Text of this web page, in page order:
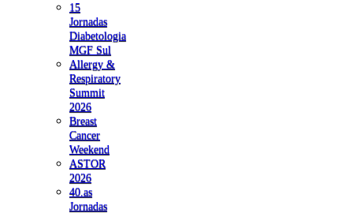
15
Jornadas
Diabetologia
MGF Sul
Allergy &
Respiratory
Summit
2026
Breast
Cancer
Weekend
ASTOR
2026
40.as
Jornadas